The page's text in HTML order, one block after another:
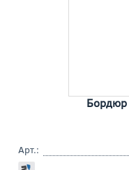
Бордюр
Арт.: